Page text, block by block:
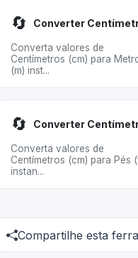
🔄
Converta valores de
Centímetros (cm) para
(m) inst...
🔄
Converta valores de
Centímetros (cm) para Pés
instan...
Compartilhe esta